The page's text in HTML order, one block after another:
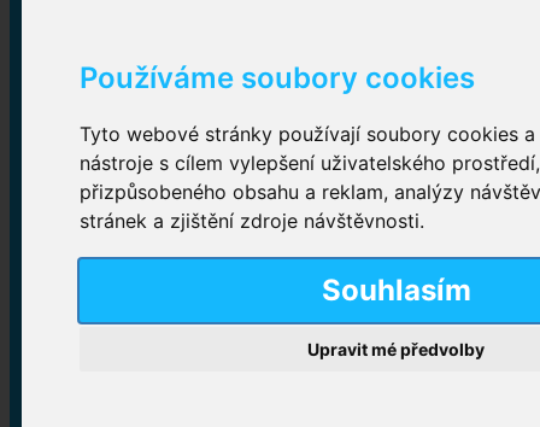
Používáme soubory cookies
Tyto webové stránky používají soubory cookies
nástroje s cílem vylepšení uživatelského
přizpůsobeného obsahu a reklam, analýzy
stránek a zjištění zdroje návštěvnosti.
Souhlasím
Upravit mé předvolby
Inkontinenční kalhotky
Plenkové kalhotky navlékací,Plenkové kalhotky
zalepovací,Inkontinenční kalhotky dámské
Inkontinenční vložky